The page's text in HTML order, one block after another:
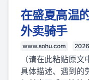
在盛夏高温
外卖骑手
www.sohu.com
（请在此粘贴原
具体描述、遇到的